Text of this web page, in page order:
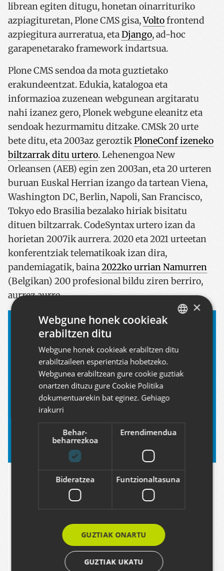
librean egiten ditugu, honetan oinarrituriko
azpiagituretan, Plone CMS gisa,Voltofrontend
azpiegitura aurreratua, etaDjango, ad-hoc
garapenetarako framework indartsua.
Plone CMS sendoa da mota guztietako
erakundeentzat. Edukia, katalogoa eta
informazioa zuzenean webgunean argitaratu
nahi izanez gero, Plonek webgune eleanitz eta
sendoak hezurmamitu ditzake. CMSk 20 urte
bete ditu, eta 2003az geroztikPloneConf izeneko
biltzarrak ditu urtero. Lehenengoa New
Orleansen (AEB) egin zen 2003an, eta 20 urteren
buruan Euskal Herrian izango da tartean Viena,
Washington DC, Berlin, Napoli, San Francisco,
Tokyo edo Brasilia bezalako hiriak bisitatu
dituen biltzarrak. CodeSyntax urtero izan da
horietan 2007ik aurrera. 2020 eta 2021 urteetan
konferentziak telematikoak izan dira,
pandemiagatik, baina2022ko urrian Namurren
(Belgikan) 200 profesional bildu ziren berriro,
aurrez aurre.
SPANISH
×
Webgune honek cookieak
erabiltzen ditu
Webgune honek cookieak erabiltzen ditu
erabiltzaileen esperientzia hobetzeko.
Webgunea erabiltzean gure cookie guztiak
onartzen dituzu gure Cookie Politika
dokumentuarekin bat eginez. Gehiago
irakurri
Behar-
beharrezkoa
Errendimendua
Bideratzea Funtzionaltasuna
GUZTIAK ONARTU
GUZTIAK UKATU